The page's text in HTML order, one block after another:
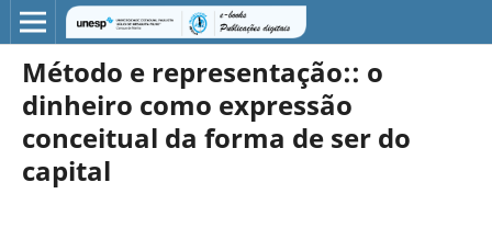
Método e representação:: o
dinheiro como expressão
conceitual da forma de ser do
capital